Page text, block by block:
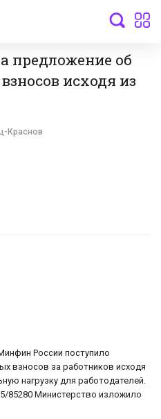
предложение об
исходя из
Краснов
России поступило
взносов за работников исходя
нагрузку для работодателей.
85280 Министерство изложило